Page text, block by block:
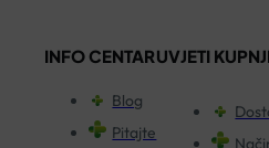
INFO CENTAR
Blog
Pitajte
UVJETI